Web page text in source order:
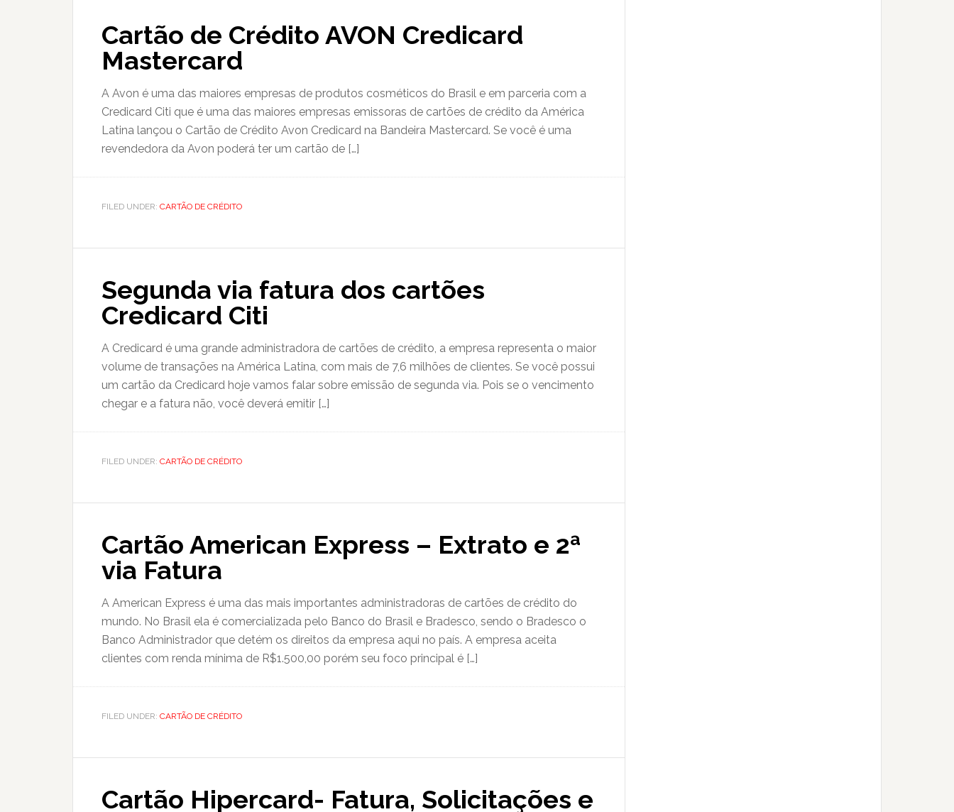
Cartão de Crédito AVON Credicard
Mastercard
A Avon é uma das maiores empresas de produtos cosméticos do Brasil e em parceria com a
Credicard Citi que é uma das maiores empresas emissoras de cartões de crédito da América
Latina lançou o Cartão de Crédito Avon Credicard na Bandeira Mastercard. Se você é uma
revendedora da Avon poderá ter um cartão de […]
FILED UNDER: CARTÃO DE CRÉDITO
Segunda via fatura dos cartões
Credicard Citi
A Credicard é uma grande administradora de cartões de crédito, a empresa representa o maior
volume de transações na América Latina, com mais de 7,6 milhões de clientes. Se você possui
um cartão da Credicard hoje vamos falar sobre emissão de segunda via. Pois se o vencimento
chegar e a fatura não, você deverá emitir […]
FILED UNDER: CARTÃO DE CRÉDITO
Cartão American Express – Extrato e 2ª
via Fatura
A American Express é uma das mais importantes administradoras de cartões de crédito do
mundo. No Brasil ela é comercializada pelo Banco do Brasil e Bradesco, sendo o Bradesco o
Banco Administrador que detém os direitos da empresa aqui no país. A empresa aceita
clientes com renda mínima de R$1.500,00 porém seu foco principal é […]
FILED UNDER: CARTÃO DE CRÉDITO
Cartão Hipercard- Fatura, Solicitações e